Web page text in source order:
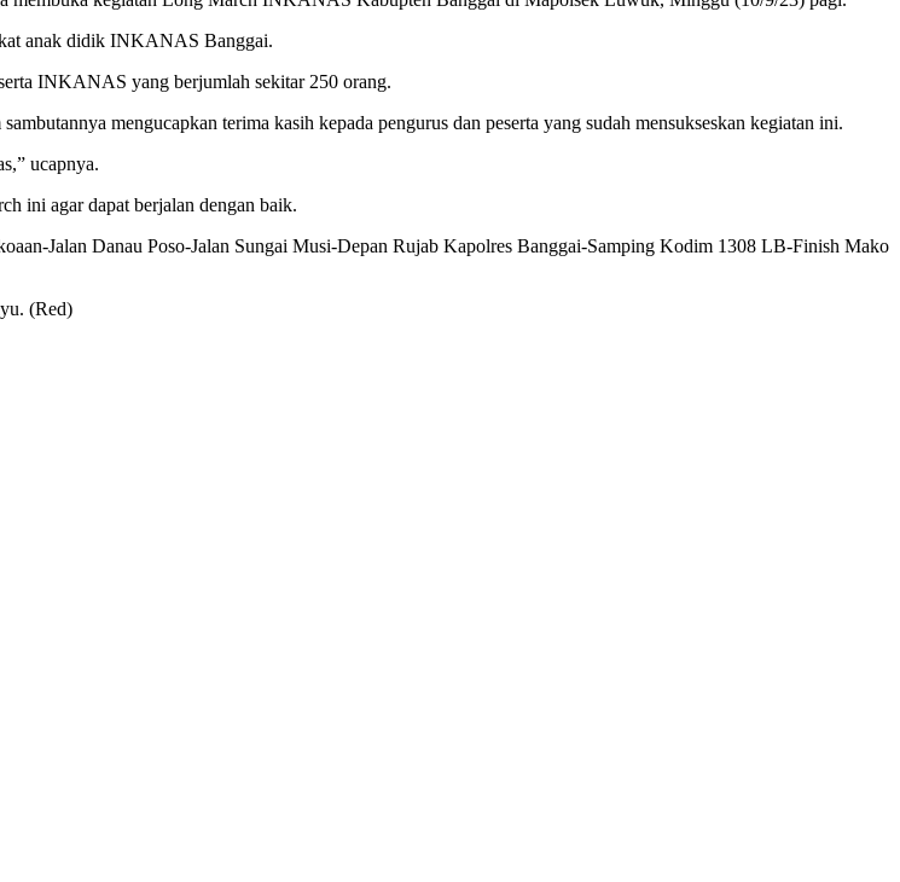
anak didik INKANAS Banggai.
INKANAS yang berjumlah sekitar 250 orang.
mengucapkan terima kasih kepada pengurus dan peserta yang sudah mensukseskan kegiatan ini.
ucapnya.
ini agar dapat berjalan dengan baik.
Jalan Danau Poso-Jalan Sungai Musi-Depan Rujab Kapolres Banggai-Samping Kodim 1308 LB-Finish Mako
(Red)